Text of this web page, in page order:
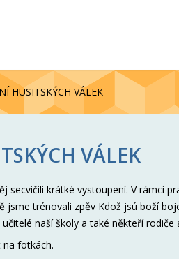
HUSITSKÝCH VÁLEK
VÁLEK
secvičili krátké vystoupení. V rámci
jsme trénovali zpěv Kdož jsú boží
naší školy a také někteří rodiče
fotkách.